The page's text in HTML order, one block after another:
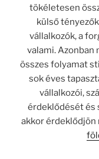
tökéletesen
külső
vállalkozók, a
valami. Azonban
összes folyamat
sok éves
vállalkozói,
érdeklődését és
akkor